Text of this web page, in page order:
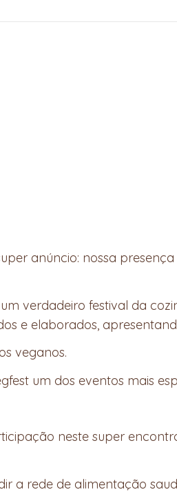
anúncio: nossa
verdadeiro festival da
e elaborados,
veganos.
um dos eventos mais
neste super
a rede de alimentação